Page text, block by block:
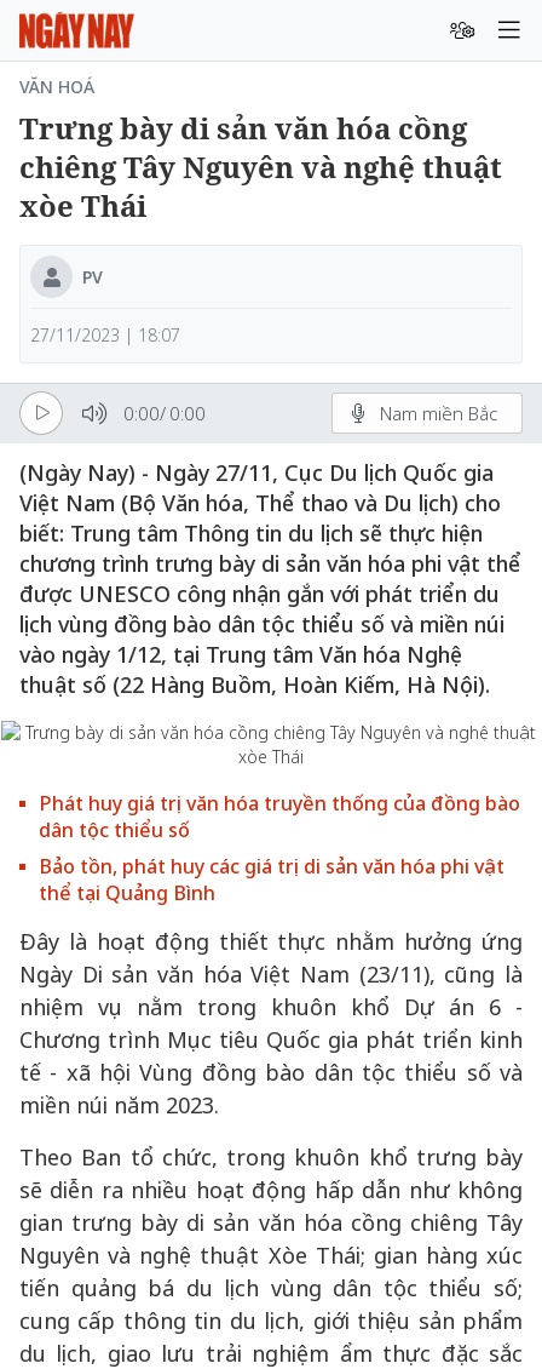
VĂN HOÁ
Trưng bày di sản văn hóa cồng
chiêng Tây Nguyên và nghệ thuật
xòe Thái
PV
27/11/2023 | 18:07
0:00/ 0:00 Nam miền Bắc
(Ngày Nay) - Ngày 27/11, Cục Du lịch Quốc gia
Việt Nam (Bộ Văn hóa, Thể thao và Du lịch) cho
biết: Trung tâm Thông tin du lịch sẽ thực hiện
chương trình trưng bày di sản văn hóa phi vật thể
được UNESCO công nhận gắn với phát triển du
lịch vùng đồng bào dân tộc thiểu số và miền núi
vào ngày 1/12, tại Trung tâm Văn hóa Nghệ
thuật số (22 Hàng Buồm, Hoàn Kiếm, Hà Nội).
Phát huy giá trị văn hóa truyền thống của đồng bào
dân tộc thiểu số
Bảo tồn, phát huy các giá trị di sản văn hóa phi vật
thể tại Quảng Bình
Đây là hoạt động thiết thực nhằm hưởng ứng
Ngày Di sản văn hóa Việt Nam (23/11), cũng là
nhiệm vụ nằm trong khuôn khổ Dự án 6 -
Chương trình Mục tiêu Quốc gia phát triển kinh
tế - xã hội Vùng đồng bào dân tộc thiểu số và
miền núi năm 2023.
Theo Ban tổ chức, trong khuôn khổ trưng bày
sẽ diễn ra nhiều hoạt động hấp dẫn như không
gian trưng bày di sản văn hóa cồng chiêng Tây
Nguyên và nghệ thuật Xòe Thái; gian hàng xúc
tiến quảng bá du lịch vùng dân tộc thiểu số;
cung cấp thông tin du lịch, giới thiệu sản phẩm
du lịch, giao lưu trải nghiệm ẩm thực đặc sắc